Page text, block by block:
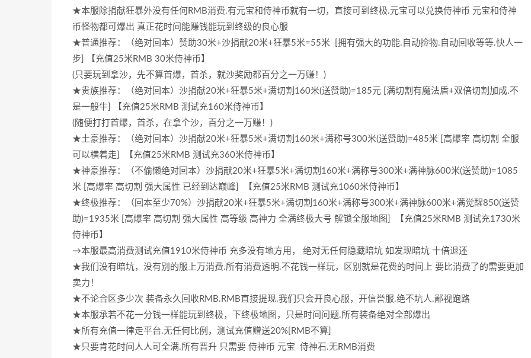
★本服除捐献狂暴外没有任何RMB消费.有元宝和侍神币就有一切，直接可到终极.元宝可以兑换侍神币 元宝和侍神
币怪物都可爆出 真正花时间能赚钱能玩到终级的良心服
★普通推荐：（绝对回本）赞助30米+沙捐献20米+狂暴5米=55米 [拥有强大的功能.自动捡物.自动回收等等.快人一
步] 【充值25米RMB 30米侍神币】
(只要玩到拿沙，先不算首爆，首杀，就沙奖励都百分之一万赚！)
★贵族推荐：（绝对回本）沙捐献20米+狂暴5米+满切割160米(送赞助)=185元 [满切割有魔法盾+双倍切割加成.不
是一般牛] 【充值25米RMB 测试充160米侍神币】
(随便打打首爆，首杀，在拿个沙，百分之一万赚！)
★土豪推荐：（绝对回本）沙捐献20米+狂暴5米+满切割160米+满称号300米(送赞助)=485米 [高爆率 高切割 全服
可以横着走] 【充值25米RMB 测试充360米侍神币】
★神豪推荐：（不偷懒绝对回本）沙捐献20米+狂暴5米+满切割160米+满称号300米+满神脉600米(送赞助)=1085
米 [高爆率 高切割 强大属性 已经到达巅峰] 【充值25米RMB 测试充1060米侍神币】
★终极推荐：（回本至少70%）沙捐献20米+狂暴5米+满切割160米+满称号300米+满神脉600米+满觉醒850(送赞
助)=1935米 [高爆率 高切割 强大属性 高等级 高神力 全满终极大号 解锁全服地图] 【充值25米RMB 测试充1730米
侍神币】
→本服最高消费测试充值1910米侍神币 充多没有地方用， 绝对无任何隐藏暗坑 如发现暗坑 十倍退还
★我们没有暗坑，没有别的服上万消费.所有消费透明.不花钱一样玩，区别就是花费的时间上 要比消费了的需要更加
卖力！
★不论合区多少次 装备永久回收RMB.RMB直接提现.我们只会开良心服，开信誉服.绝不坑人.鄙视跑路
★本服承若不花一分钱一样能玩到终极，下终极地图，只是时间问题.所有装备绝对全部爆出
★所有充值一律走平台.无任何比例，测试充值赠送20%[RMB不算]
★只要肯花时间人人可全满.所有晋升 只需要 侍神币 元宝 侍神石.无RMB消费